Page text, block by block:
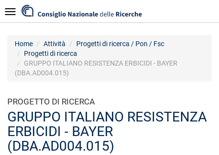
al
contenuto
Navigazione
Home Attività
Progetti di ricerca / Pon / Fsc
Progetti di ricerca
GRUPPO ITALIANO RESISTENZA ERBICIDI - BAYER
(DBA.AD004.015)
PROGETTO DI RICERCA
GRUPPO ITALIANO RESISTENZA
ERBICIDI - BAYER
(DBA.AD004.015)